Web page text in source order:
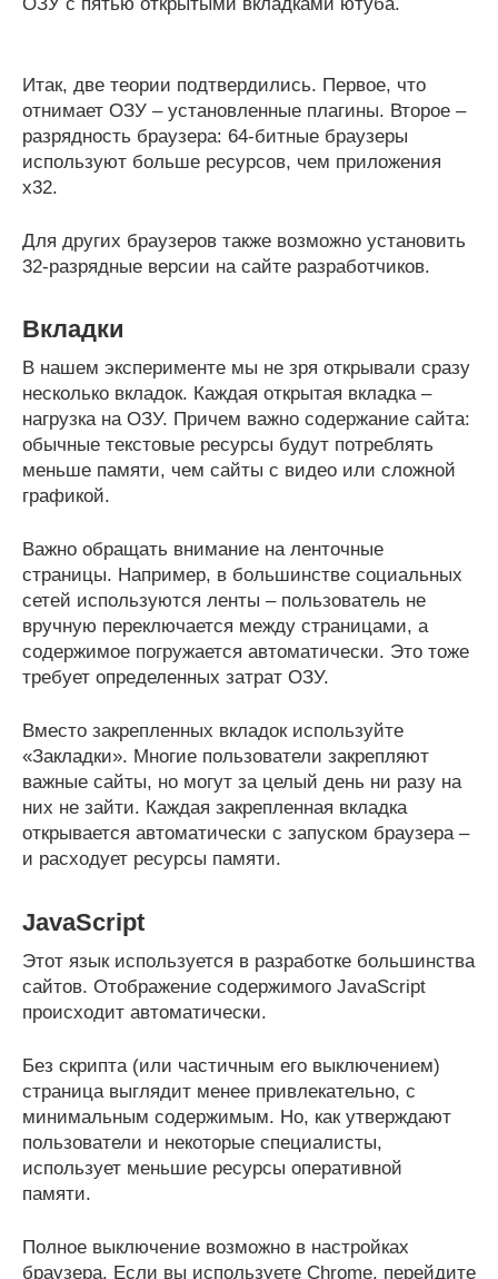
Итак, две теории подтвердились. Первое, что
отнимает ОЗУ – установленные плагины. Второе –
разрядность браузера: 64-битные браузеры
используют больше ресурсов, чем приложения
x32.
Для других браузеров также возможно установить
32-разрядные версии на сайте разработчиков.
Вкладки
В нашем эксперименте мы не зря открывали сразу
несколько вкладок. Каждая открытая вкладка –
нагрузка на ОЗУ. Причем важно содержание сайта:
обычные текстовые ресурсы будут потреблять
меньше памяти, чем сайты с видео или сложной
графикой.
Важно обращать внимание на ленточные
страницы. Например, в большинстве социальных
сетей используются ленты – пользователь не
вручную переключается между страницами, а
содержимое погружается автоматически. Это тоже
требует определенных затрат ОЗУ.
Вместо закрепленных вкладок используйте
«Закладки». Многие пользователи закрепляют
важные сайты, но могут за целый день ни разу на
них не зайти. Каждая закрепленная вкладка
открывается автоматически с запуском браузера –
и расходует ресурсы памяти.
JavaScript
Этот язык используется в разработке большинства
сайтов. Отображение содержимого JavaScript
происходит автоматически.
Без скрипта (или частичным его выключением)
страница выглядит менее привлекательно, с
минимальным содержимым. Но, как утверждают
пользователи и некоторые специалисты,
использует меньшие ресурсы оперативной
памяти.
Полное выключение возможно в настройках
браузера. Если вы используете Chrome, перейдите